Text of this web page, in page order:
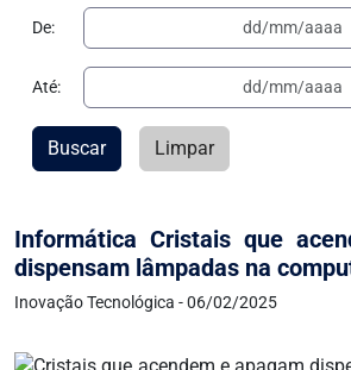
Informática Cristais que
dispensam lâmpadas na
Inovação Tecnológica - 06/02/2025
De:
Até:
Buscar Limpar